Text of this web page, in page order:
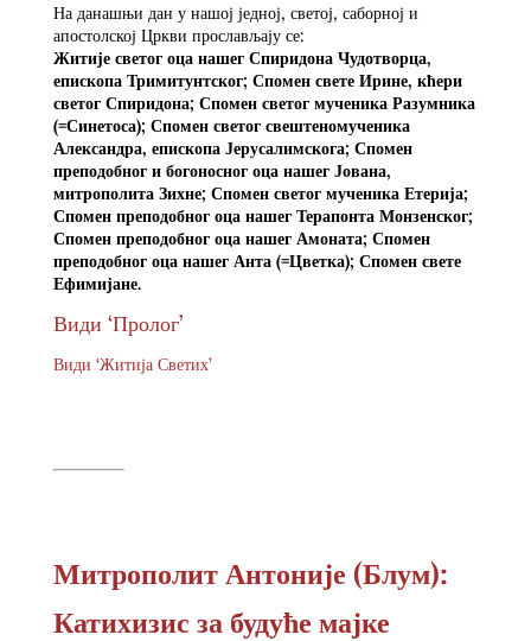
На данашњи дан у нашој једној, светој, саборној и
апостолској Цркви прослављају се:
Житије светог оца нашег Спиридона Чудотворца,
епископа Тримитунтског; Спомен свете Ирине, кћери
светог Спиридона; Спомен светог мученика Разумника
(=Синетоса); Спомен светог свештеномученика
Александра, епископа Јерусалимскога; Спомен
преподобног и богоносног оца нашег Јована,
митрополита Зихне; Спомен светог мученика Етерија;
Спомен преподобног оца нашег Терапонта Монзенског;
Спомен преподобног оца нашег Амоната; Спомен
преподобног оца нашег Анта (=Цветка); Спомен свете
Ефимијане.
Види ‘Пролог’
Види ‘Житија Светих’
Митрополит Антоније (Блум):
Катихизис за будуће мајке